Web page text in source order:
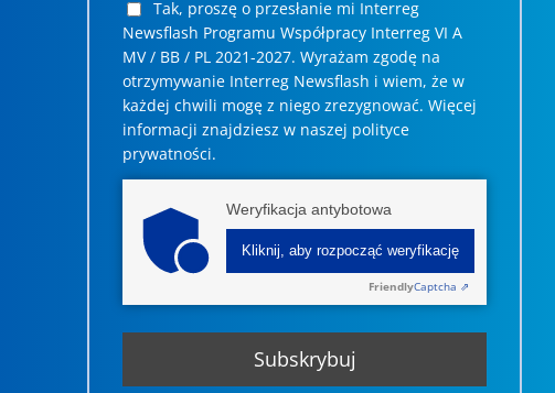
Tak, proszę o przesłanie mi Interreg
Newsflash Programu Współpracy Interreg VI A
MV / BB / PL 2021-2027. Wyrażam zgodę na
otrzymywanie Interreg Newsflash i wiem, że w
każdej chwili mogę z niego zrezygnować. ­­Więcej
informacji znajdziesz w naszej polityce
prywatności.
Weryfikacja antybotowa
Kliknij, aby rozpocząć weryfikację
FriendlyCaptcha ⇗